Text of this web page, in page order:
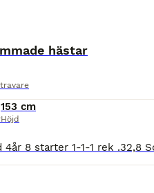
hästar
153 cm
Höjd